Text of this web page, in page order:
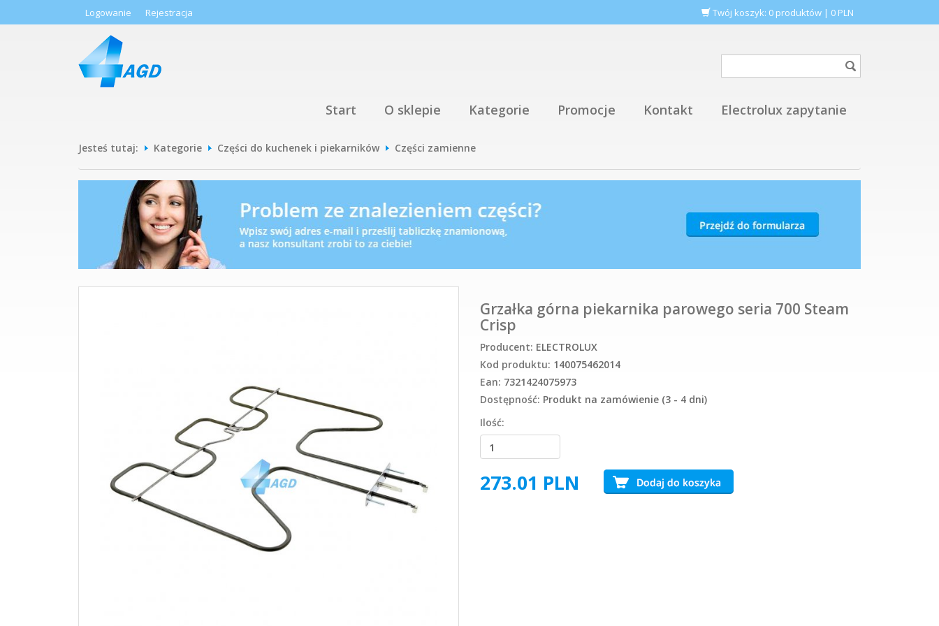
Logowanie Rejestracja Twój koszyk: 0 produktów | 0 PLN
Start O sklepie Kategorie Promocje Kontakt Electrolux zapytanie
Jesteś tutaj: Kategorie Części do kuchenek i piekarników Części zamienne
Grzałka górna piekarnika parowego seria 700 Steam
Crisp
Producent: ELECTROLUX
Kod produktu: 140075462014
Ean: 7321424075973
Dostępność: Produkt na zamówienie (3 - 4 dni)
Ilość:
273.01 PLN